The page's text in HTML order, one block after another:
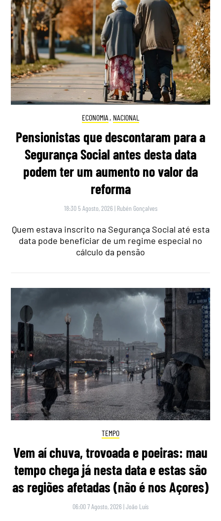
ECONOMIA , NACIONAL
Pensionistas que descontaram para a
Segurança Social antes desta data
podem ter um aumento no valor da
reforma
18:30 5 Agosto, 2026 | Rubén Gonçalves
Quem estava inscrito na Segurança Social até esta
data pode beneficiar de um regime especial no
cálculo da pensão
TEMPO
Vem aí chuva, trovoada e poeiras: mau
tempo chega já nesta data e estas são
as regiões afetadas (não é nos Açores)
06:00 7 Agosto, 2026 |João Luís